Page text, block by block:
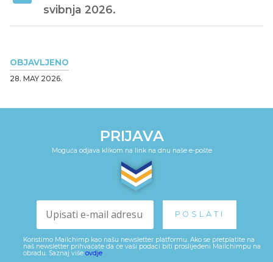
OBJAVLJENO
28. MAY 2026.
svibnja 2026.
PRIJAVA
Moguća odjava klikom na link na dnu naše e-pošte
Koristimo Mailchimp kao našu newsletter platformu. Ako se pretplatite na
naš newsletter prihvaćate da će vaši podaci biti proslijeđeni Mailchimpu na
obradu. Saznaj više ovdje